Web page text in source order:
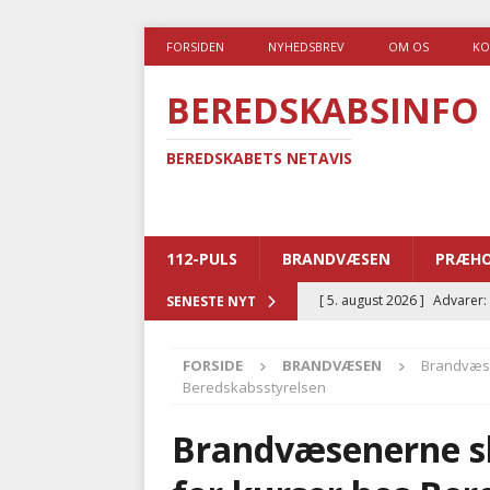
FORSIDEN NYHEDSBREV OM OS
BEREDSKABSINFO
BEREDSKABETS NETAVIS
112-PULS BRANDVÆSEN
SENESTE NYT [ 5. august 2026 ]
[ 5. august 2026 ] Ny
BRANDVÆSEN
[ 4. august 2026 ] Ny
FORSIDE BRANDVÆSEN
Beredskabsstyrelsen
Brandvæsenerne